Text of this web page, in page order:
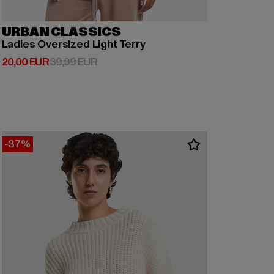
URBAN CLASSICS
Ladies Oversized Light Terry
20,00 EUR
Derzeitiger Preis: 20,00 EUR
39,99 EURAktionspreis: 39,99 EUR
-37%